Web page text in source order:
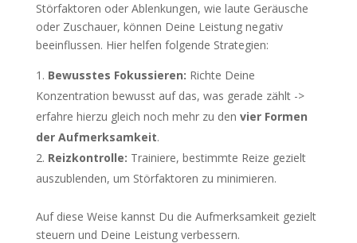
Störfaktoren oder Ablenkungen, wie laute Geräusche
oder Zuschauer, können Deine Leistung negativ
beeinflussen. Hier helfen folgende Strategien:
Bewusstes Fokussieren: Richte Deine
Konzentration bewusst auf das, was gerade zählt ->
erfahre hierzu gleich noch mehr zu den vier Formen
der Aufmerksamkeit.
Reizkontrolle: Trainiere, bestimmte Reize gezielt
auszublenden, um Störfaktoren zu minimieren.
Auf diese Weise kannst Du die Aufmerksamkeit gezielt
steuern und Deine Leistung verbessern.